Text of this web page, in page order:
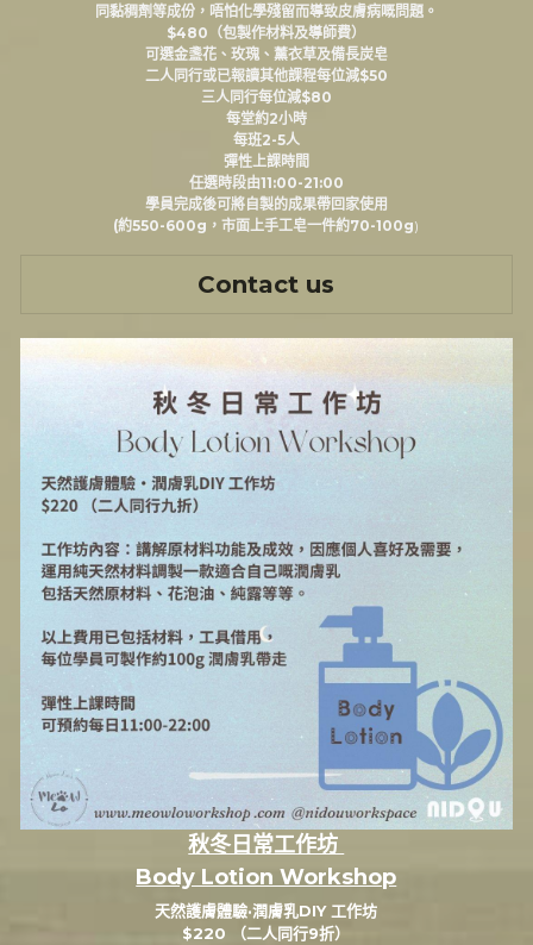
同黏稠劑等成份，唔怕化學殘留而導致皮膚病嘅問題。
$480（包製作材料及導師費）
可選金盞花、玫瑰、薰衣草及備長炭皂
二人同行或已報讀其他課程每位減$50
三人同行每位減$80
每堂約2小時
每班2-5人
彈性上課時間
任選時段由11:00-21:00
學員完成後可將自製的成果帶回家使用
(約550-600g，市面上手工皂一件約70-100g)
Contact us
秋冬日常工作坊
Body Lotion Workshop
天然護膚體驗·潤膚乳DIY 工作坊
$220 （二人同行9折）